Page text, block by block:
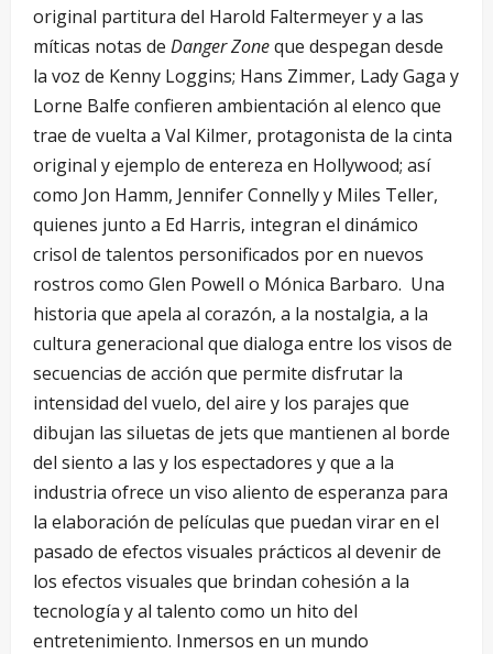
original partitura del Harold Faltermeyer y a las
míticas notas de Danger Zoneque despegan desde
la voz de Kenny Loggins; Hans Zimmer, Lady Gaga y
Lorne Balfe confieren ambientación al elenco que
trae de vuelta a Val Kilmer, protagonista de la cinta
original y ejemplo de entereza en Hollywood; así
como Jon Hamm, Jennifer Connelly y Miles Teller,
quienes junto a Ed Harris, integran el dinámico
crisol de talentos personificados por en nuevos
rostros como Glen Powell o Mónica Barbaro. Una
historia que apela al corazón, a la nostalgia, a la
cultura generacional que dialoga entre los visos de
secuencias de acción que permite disfrutar la
intensidad del vuelo, del aire y los parajes que
dibujan las siluetas de jets que mantienen al borde
del siento a las y los espectadores y que a la
industria ofrece un viso aliento de esperanza para
la elaboración de películas que puedan virar en el
pasado de efectos visuales prácticos al devenir de
los efectos visuales que brindan cohesión a la
tecnología y al talento como un hito del
entretenimiento. Inmersos en un mundo